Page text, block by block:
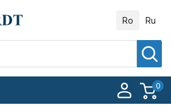
Ro Ru
0